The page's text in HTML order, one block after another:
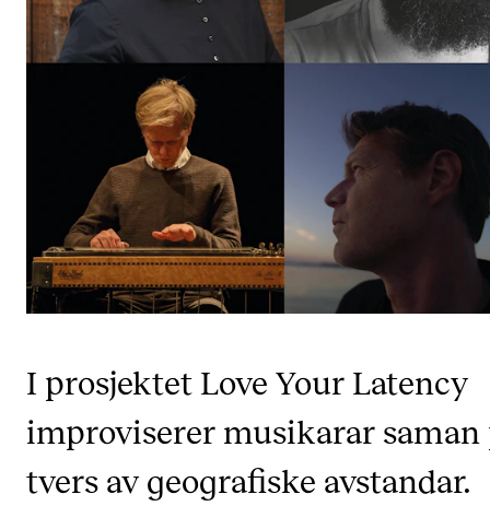
Salane våre
Studentutvalet SUT (student.nmh.no)
FORSKNING
CREMAH
NordART
Prosjekter
INTERNASJONALT
Utveksling
Internasjonal strategi
I prosjektet Love Your Latency
improviserer musikarar saman
tvers av geografiske avstandar.